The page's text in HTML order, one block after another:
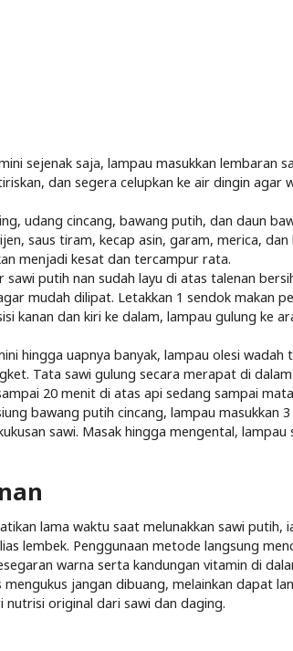
sejenak saja, lampau masukkan lembaran
dan segera celupkan ke air dingin agar
udang cincang, bawang putih, dan daun
saus tiram, kecap asin, garam, merica,
menjadi kesat dan tercampur rata.
putih nan sudah layu di atas talenan
mudah dilipat. Letakkan 1 sendok makan
kanan dan kiri ke dalam, lampau gulung ke
hingga uapnya banyak, lampau olesi wadah
Tata sawi gulung secara merapat di
20 menit di atas api sedang sampai
bawang putih cincang, lampau masukkan
sawi. Masak hingga mengental, lampau
lama waktu saat melunakkan sawi putih,
lembek. Penggunaan metode langsung
warna serta kandungan vitamin di
jangan dibuang, melainkan dapat
original dari sawi dan daging.